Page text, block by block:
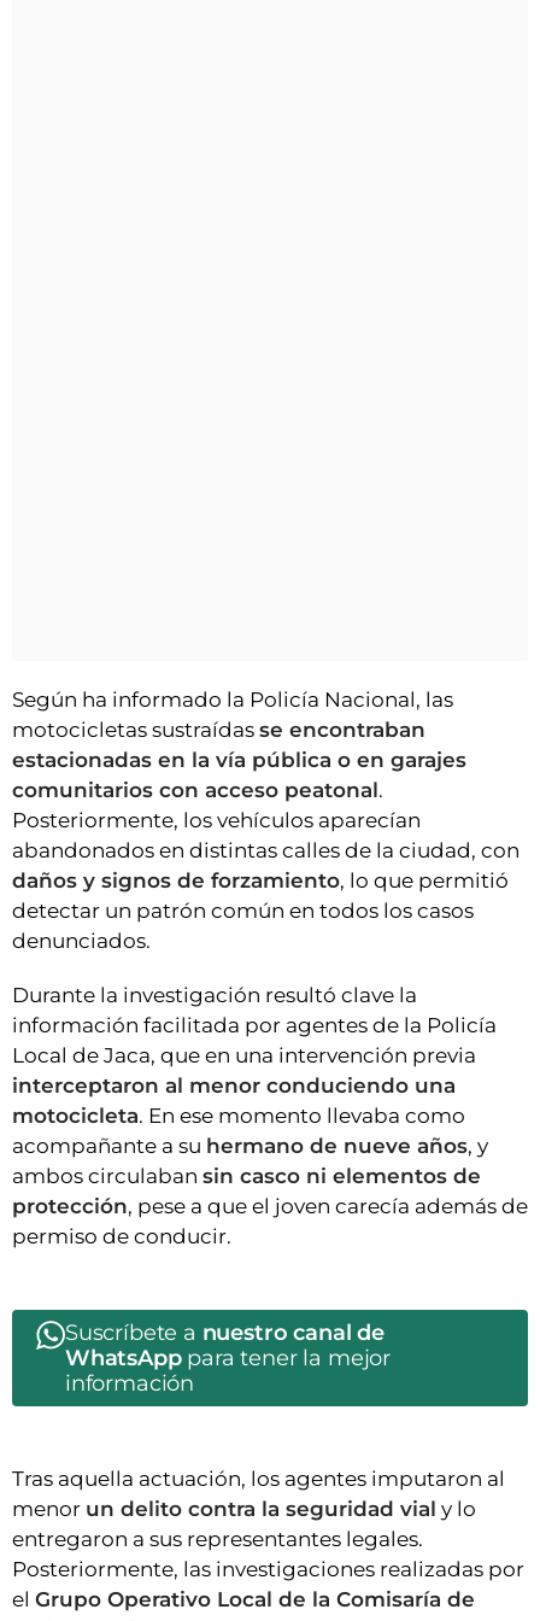
Según ha informado la Policía Nacional, las
motocicletas sustraídas se encontraban
estacionadas en la vía pública o en garajes
comunitarios con acceso peatonal.
Posteriormente, los vehículos aparecían
abandonados en distintas calles de la ciudad, con
daños y signos de forzamiento, lo que permitió
detectar un patrón común en todos los casos
denunciados.
Durante la investigación resultó clave la
información facilitada por agentes de la Policía
Local de Jaca, que en una intervención previa
interceptaron al menor conduciendo una
motocicleta. En ese momento llevaba como
acompañante a su hermano de nueve años, y
ambos circulaban sin casco ni elementos de
protección, pese a que el joven carecía además de
permiso de conducir.
Suscríbete a nuestro canal de
WhatsApppara tener la mejor
información
Tras aquella actuación, los agentes imputaron al
menor un delito contra la seguridad vial y lo
entregaron a sus representantes legales.
Posteriormente, las investigaciones realizadas por
el Grupo Operativo Local de la Comisaría de